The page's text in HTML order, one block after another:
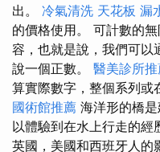
出。 冷氣清洗 天花板 漏
的價格使用。 可計數的
容，也就是說，我們可以
說一個正數。 醫美診所
算實際數字，整個系列或
國術館推薦 海洋形的橋
以體驗到在水上行走的經
英國，美國和西班牙人的